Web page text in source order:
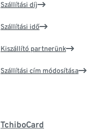
Szállítási díj
Szállítási idő
Kiszállító partnerünk
Szállítási cím módosítása
TchiboCard